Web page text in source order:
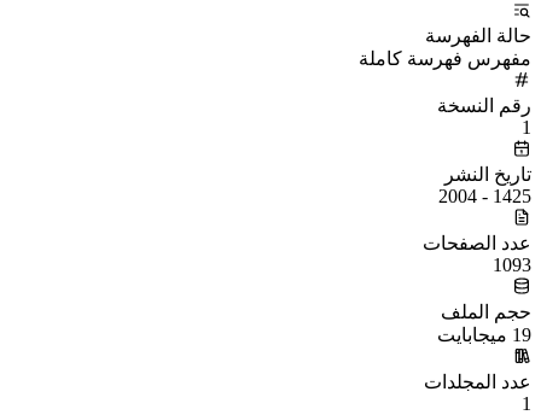
حالة الفهرسة
مفهرس فهرسة كاملة
رقم النسخة
1
تاريخ النشر
1425 - 2004
عدد الصفحات
1093
حجم الملف
19 ميجابايت
عدد المجلدات
1